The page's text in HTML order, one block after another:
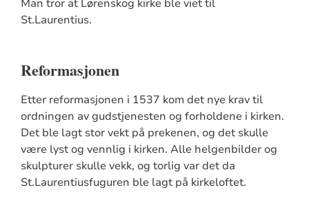
Man tror at Lørenskog kirke ble viet til
St.Laurentius.
Reformasjonen
Etter reformasjonen i 1537 kom det nye krav til
ordningen av gudstjenesten og forholdene i kirken.
Det ble lagt stor vekt på prekenen, og det skulle
være lyst og vennlig i kirken. Alle helgenbilder og
skulpturer skulle vekk, og torlig var det da
St.Laurentiusfuguren ble lagt på kirkeloftet.